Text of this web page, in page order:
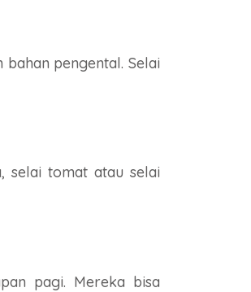
pengental. Selai
selai tomat atau selai
pagi. Mereka bisa